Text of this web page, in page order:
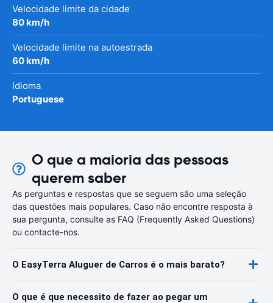
Velocidade limite da cidade
80 km/h
Velocidade limite na autoestrada
60 km/h
Idioma
Portuguese
O que a maioria das pessoas
querem saber
As perguntas e respostas que se seguem são uma seleção
das questões mais populares. Caso não encontre resposta à
sua pergunta, consulte as FAQ (Frequently Asked Questions)
ou contacte-nos.
O EasyTerra Aluguer de Carros é o mais barato?
O que é que necessito de fazer ao pegar um